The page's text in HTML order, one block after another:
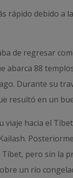
rápido debido a
de regresar
abarca 88
Durante su
resultó en un
viaje hacia el
pero sin la
un río